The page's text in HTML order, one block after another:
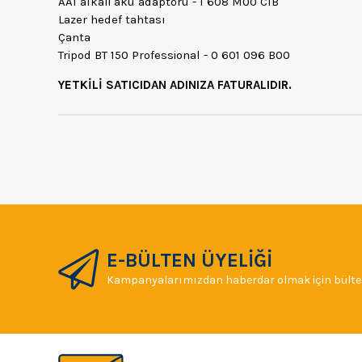
Lazer hedef tahtası
Çanta
Tripod BT 150 Professional - 0 601 096 B00
YETKİLİ SATICIDAN ADINIZA FATURALIDIR.
E-BÜLTEN ÜYELİĞİ
Kampanyalarımızdan haberdar olmak için